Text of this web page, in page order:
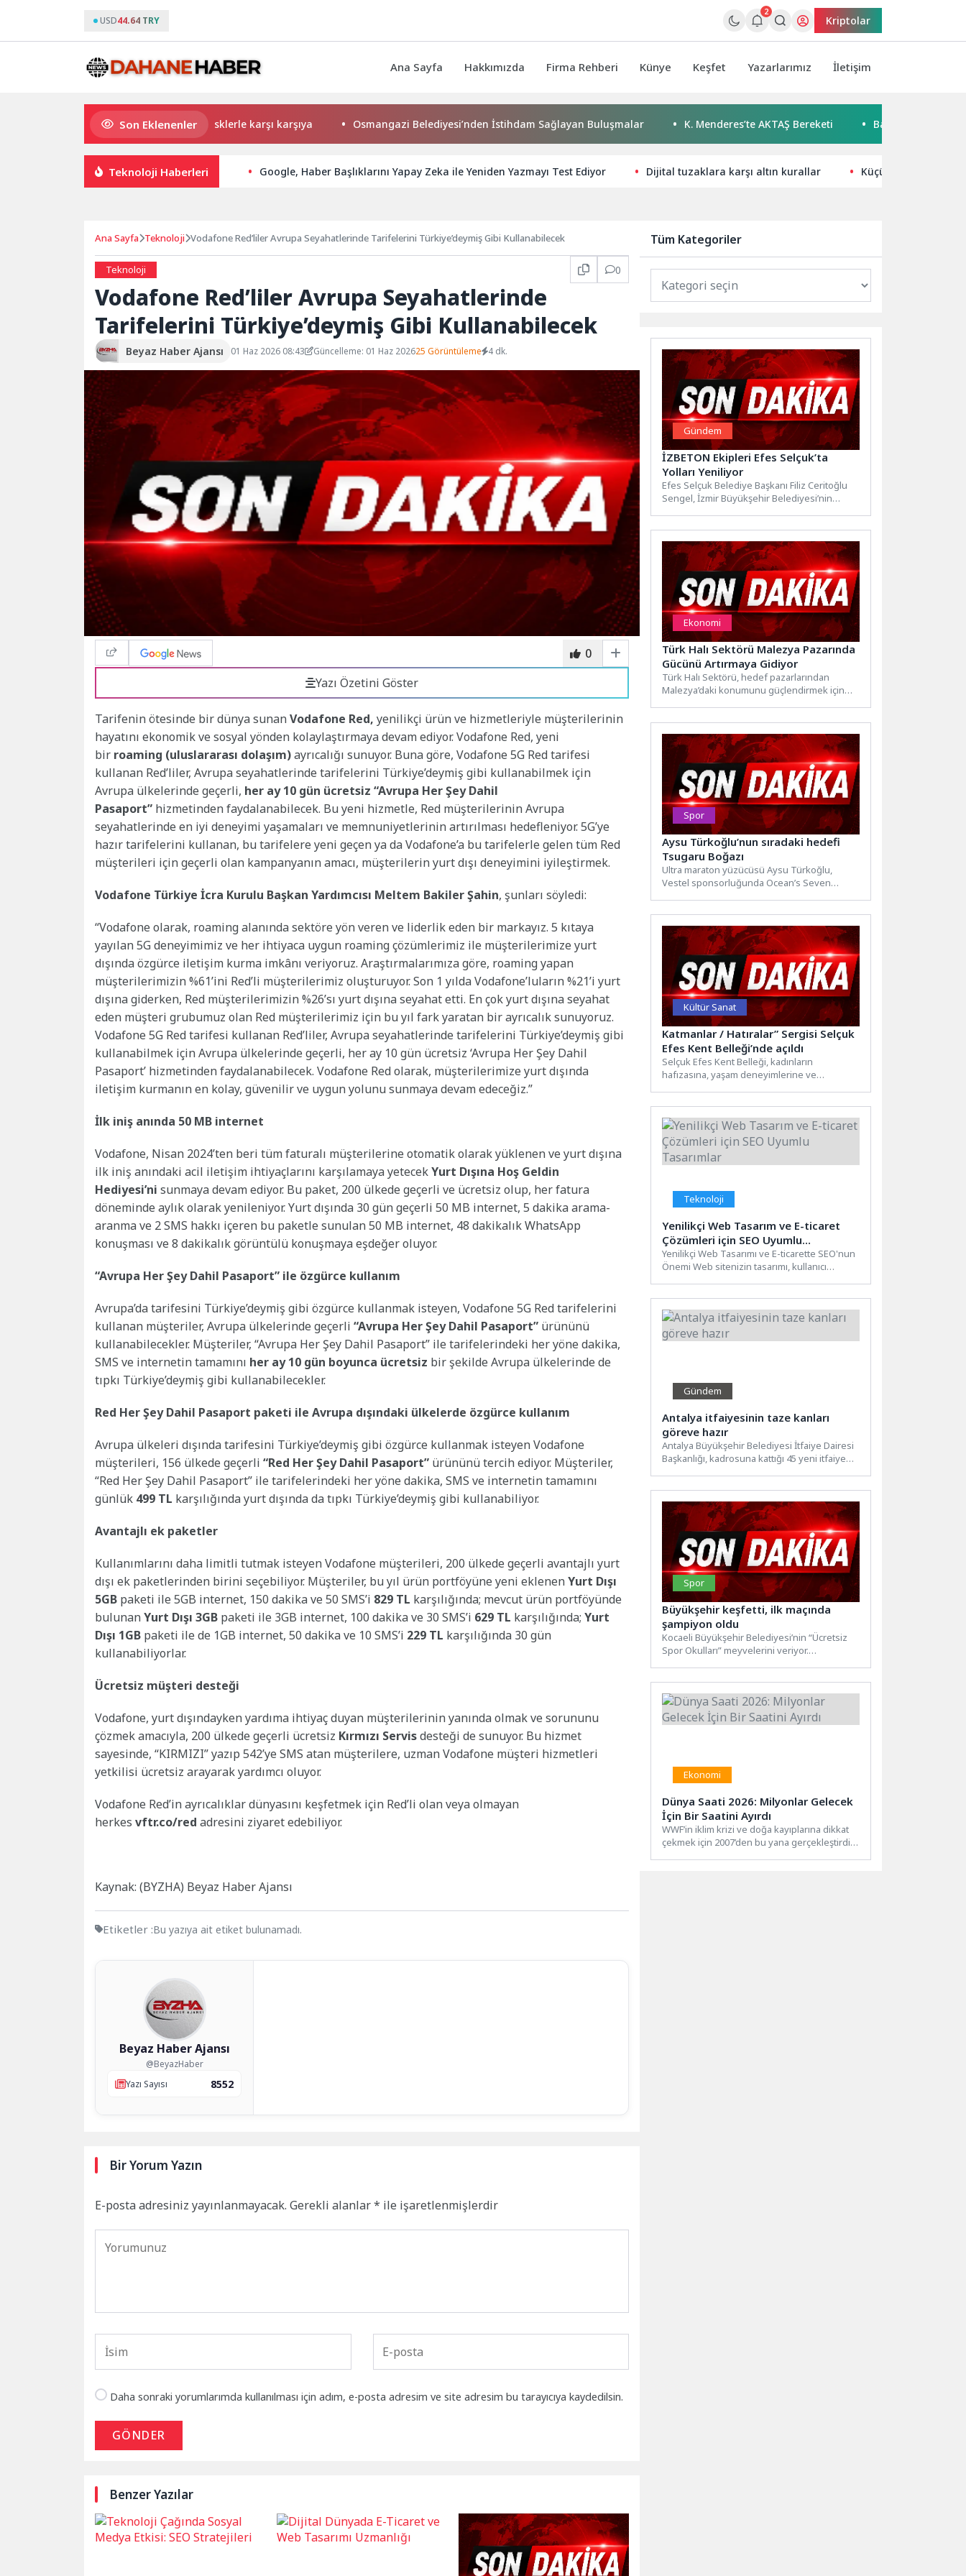
USD44.64 TRY
2
Kriptolar
Ana Sayfa Hakkımızda Firma Rehberi Künye Keşfet Yazarlarımız İletişim
Son Eklenenler
Küçük işletmeler büyük siber risklerle karşı karşıya Osmangazi Belediyesi’nden İstihdam Sağlayan Buluşmalar K. Menderes’te AKTAŞ Bereketi Başkan Eşki’den Çamdibi
Teknoloji Haberleri Google, Haber Başlıklarını Yapay Zeka ile Yeniden Yazmayı Test Ediyor Dijital tuzaklara karşı altın kurallar Küçükçekmece
Ana Sayfa Teknoloji Vodafone Red’liler Avrupa Seyahatlerinde Tarifelerini Türkiye’deymiş Gibi Kullanabilecek
Teknoloji 0
Vodafone Red’liler Avrupa Seyahatlerinde
Tarifelerini Türkiye’deymiş Gibi Kullanabilecek
Beyaz Haber Ajansı 01 Haz 2026 08:43 Güncelleme: 01 Haz 202625 Görüntüleme 4 dk.
0
Yazı Özetini Göster
Tarifenin ötesinde bir dünya sunanVodafone Red, yenilikçi ürün ve hizmetleriyle müşterilerinin
hayatını ekonomik ve sosyal yönden kolaylaştırmaya devam ediyor. Vodafone Red, yeni
bir roaming (uluslararası dolaşım)ayrıcalığı sunuyor. Buna göre, Vodafone 5G Red tarifesi
kullanan Red’liler, Avrupa seyahatlerinde tarifelerini Türkiye’deymiş gibi kullanabilmek için
Avrupa ülkelerinde geçerli, her ay 10 gün ücretsiz “Avrupa Her Şey Dahil
Pasaport” hizmetinden faydalanabilecek. Bu yeni hizmetle, Red müşterilerinin Avrupa
seyahatlerinde en iyi deneyimi yaşamaları ve memnuniyetlerinin artırılması hedefleniyor. 5G’ye
hazır tarifelerini kullanan, bu tarifelere yeni geçen ya da Vodafone’a bu tarifelerle gelen tüm Red
müşterileri için geçerli olan kampanyanın amacı, müşterilerin yurt dışı deneyimini iyileştirmek.
Vodafone Türkiye İcra Kurulu Başkan Yardımcısı Meltem Bakiler Şahin, şunları söyledi:
“Vodafone olarak, roaming alanında sektöre yön veren ve liderlik eden bir markayız. 5 kıtaya
yayılan 5G deneyimimiz ve her ihtiyaca uygun roaming çözümlerimiz ile müşterilerimize yurt
dışında özgürce iletişim kurma imkânı veriyoruz. Araştırmalarımıza göre, roaming yapan
müşterilerimizin %61’ini Red’li müşterilerimiz oluşturuyor. Son 1 yılda Vodafone’luların %21’i yurt
dışına giderken, Red müşterilerimizin %26’sı yurt dışına seyahat etti. En çok yurt dışına seyahat
eden müşteri grubumuz olan Red müşterilerimiz için bu yıl fark yaratan bir ayrıcalık sunuyoruz.
Vodafone 5G Red tarifesi kullanan Red’liler, Avrupa seyahatlerinde tarifelerini Türkiye’deymiş gibi
kullanabilmek için Avrupa ülkelerinde geçerli, her ay 10 gün ücretsiz ‘Avrupa Her Şey Dahil
Pasaport’ hizmetinden faydalanabilecek. Vodafone Red olarak, müşterilerimize yurt dışında
iletişim kurmanın en kolay, güvenilir ve uygun yolunu sunmaya devam edeceğiz.”
İlk iniş anında 50 MB internet
Vodafone, Nisan 2024’ten beri tüm faturalı müşterilerine otomatik olarak yüklenen ve yurt dışına
ilk iniş anındaki acil iletişim ihtiyaçlarını karşılamaya yetecekYurt Dışına Hoş Geldin
Hediyesi’ni sunmaya devam ediyor. Bu paket, 200 ülkede geçerli ve ücretsiz olup, her fatura
döneminde aylık olarak yenileniyor. Yurt dışında 30 gün geçerli 50 MB internet, 5 dakika arama-
aranma ve 2 SMS hakkı içeren bu paketle sunulan 50 MB internet, 48 dakikalık WhatsApp
konuşması ve 8 dakikalık görüntülü konuşmaya eşdeğer oluyor.
“Avrupa Her Şey Dahil Pasaport” ile özgürce kullanım
Avrupa’da tarifesini Türkiye’deymiş gibi özgürce kullanmak isteyen, Vodafone 5G Red tarifelerini
kullanan müşteriler, Avrupa ülkelerinde geçerli “Avrupa Her Şey Dahil Pasaport” ürününü
kullanabilecekler. Müşteriler, “Avrupa Her Şey Dahil Pasaport” ile tarifelerindeki her yöne dakika,
SMS ve internetin tamamını her ay 10 gün boyunca ücretsiz bir şekilde Avrupa ülkelerinde de
tıpkı Türkiye’deymiş gibi kullanabilecekler.
Red Her Şey Dahil Pasaport paketi ile Avrupa dışındaki ülkelerde özgürce kullanım
Avrupa ülkeleri dışında tarifesini Türkiye’deymiş gibi özgürce kullanmak isteyen Vodafone
müşterileri, 156 ülkede geçerli “Red Her Şey Dahil Pasaport” ürününü tercih ediyor. Müşteriler,
“Red Her Şey Dahil Pasaport” ile tarifelerindeki her yöne dakika, SMS ve internetin tamamını
günlük 499 TL karşılığında yurt dışında da tıpkı Türkiye’deymiş gibi kullanabiliyor.
Avantajlı ek paketler
Kullanımlarını daha limitli tutmak isteyen Vodafone müşterileri, 200 ülkede geçerli avantajlı yurt
dışı ek paketlerinden birini seçebiliyor. Müşteriler, bu yıl ürün portföyüne yeni eklenenYurt Dışı
5GB paketi ile 5GB internet, 150 dakika ve 50 SMS’i 829 TL karşılığında; mevcut ürün portföyünde
bulunanYurt Dışı 3GB paketi ile 3GB internet, 100 dakika ve 30 SMS’i 629 TL karşılığında; Yurt
Dışı 1GB paketi ile de 1GB internet, 50 dakika ve 10 SMS’i 229 TL karşılığında 30 gün
kullanabiliyorlar.
Ücretsiz müşteri desteği
Vodafone, yurt dışındayken yardıma ihtiyaç duyan müşterilerinin yanında olmak ve sorununu
çözmek amacıyla, 200 ülkede geçerli ücretsiz Kırmızı Servisdesteği de sunuyor. Bu hizmet
sayesinde, “KIRMIZI” yazıp 542’ye SMS atan müşterilere, uzman Vodafone müşteri hizmetleri
yetkilisi ücretsiz arayarak yardımcı oluyor.
Vodafone Red’in ayrıcalıklar dünyasını keşfetmek için Red’li olan veya olmayan
herkes vftr.co/red adresini ziyaret edebiliyor.
Kaynak: (BYZHA) Beyaz Haber Ajansı
Etiketler :Bu yazıya ait etiket bulunamadı.
Beyaz Haber Ajansı
@BeyazHaber
Yazı Sayısı
8552
Bir Yorum Yazın
E-posta adresiniz yayınlanmayacak. Gerekli alanlar* ile işaretlenmişlerdir
Daha sonraki yorumlarımda kullanılması için adım, e-posta adresim ve site adresim bu tarayıcıya kaydedilsin.
GÖNDER
Benzer Yazılar
Tüm Kategoriler
Gündem
İZBETON Ekipleri Efes Selçuk’ta
Yolları Yeniliyor
Efes Selçuk Belediye Başkanı Filiz Ceritoğlu
Sengel, İzmir Büyükşehir Belediyesi’nin
Ekonomi
Türk Halı Sektörü Malezya Pazarında
Gücünü Artırmaya Gidiyor
Türk Halı Sektörü, hedef pazarlarından
Malezya’daki konumunu güçlendirmek için
Spor
Aysu Türkoğlu’nun sıradaki hedefi
Tsugaru Boğazı
Ultra maraton yüzücüsü Aysu Türkoğlu,
Vestel sponsorluğunda Ocean’s Seven
Kültür Sanat
Katmanlar / Hatıralar” Sergisi Selçuk
Efes Kent Belleği’nde açıldı
Selçuk Efes Kent Belleği, kadınların
hafızasına, yaşam deneyimlerine ve
Teknoloji
Yenilikçi Web Tasarım ve E-ticaret
Çözümleri için SEO Uyumlu
Tasarımlar
Yenilikçi Web Tasarımı ve E-ticarette SEO'nun
Önemi Web sitenizin tasarımı, kullanıcı
Gündem
Antalya itfaiyesinin taze kanları
göreve hazır
Antalya Büyükşehir Belediyesi İtfaiye Dairesi
Başkanlığı, kadrosuna kattığı 45 yeni itfaiye
Spor
Büyükşehir keşfetti, ilk maçında
şampiyon oldu
Kocaeli Büyükşehir Belediyesi’nin “Ücretsiz
Spor Okulları” meyvelerini veriyor.
Ekonomi
Dünya Saati 2026: Milyonlar Gelecek
İçin Bir Saatini Ayırdı
WWF’in iklim krizi ve doğa kayıplarına dikkat
çekmek için 2007’den bu yana gerçekleştirdiği